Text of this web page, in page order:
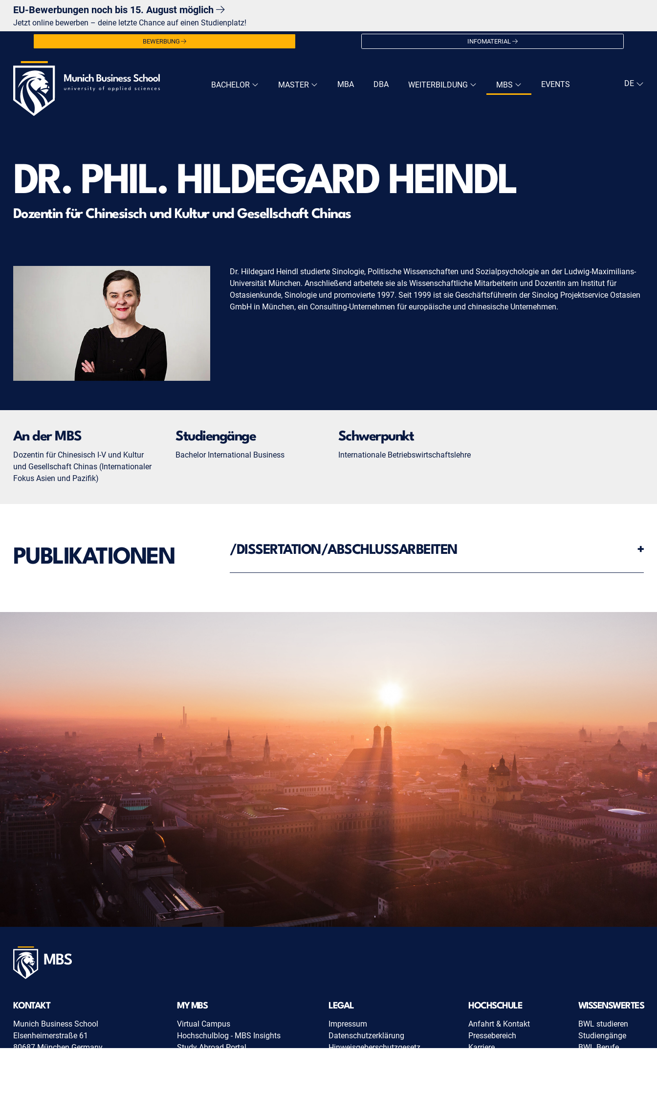
EU-Bewerbungen noch bis 15. August möglich
Jetzt online bewerben – deine letzte Chance auf einen Studienplatz!
BACHELOR MASTER MBA DBA WEITERBILDUNG MBS EVENTS
BEWERBUNG INFOMATERIAL
DR. PHIL. HILDEGARD HEINDL
Dozentin für Chinesisch und Kultur und Gesellschaft Chinas
Dr. Hildegard Heindl studierte Sinologie, Politische Wissenschaften und Sozialpsychologie an der Ludwig-Maximilians-
Universität München. Anschließend arbeitete sie als Wissenschaftliche Mitarbeiterin und Dozentin am Institut für
Ostasienkunde, Sinologie und promovierte 1997. Seit 1999 ist sie Geschäftsführerin der Sinolog Projektservice Ostasien
GmbH in München, ein Consulting-Unternehmen für europäische und chinesische Unternehmen.
An der MBS
Dozentin für Chinesisch I-V und Kultur
und Gesellschaft Chinas (Internationaler
Fokus Asien und Pazifik)
Studiengänge
Bachelor International Business
Schwerpunkt
Internationale Betriebswirtschaftslehre
PUBLIKATIONEN /DISSERTATION/ABSCHLUSSARBEITEN +
KONTAKT
Munich Business School
Elsenheimerstraße 61
80687 München Germany
MY MBS
Virtual Campus
Hochschulblog - MBS Insights
Study Abroad Portal
LEGAL
Impressum
Datenschutzerklärung
Hinweisgeberschutzgesetz
HOCHSCHULE
Anfahrt & Kontakt
Pressebereich
Karriere
WISSENSWERTES
BWL studieren
Studiengänge
BWL Berufe